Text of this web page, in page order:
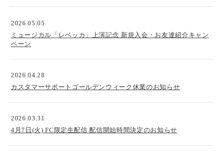
2026.05.05
ミュージカル「レベッカ」上演記念 新規入会・お友達紹介キャン
ペーン
2026.04.28
カスタマーサポートゴールデンウィーク休業のお知らせ
2026.03.31
4月7日(火) FC限定生配信 配信開始時間決定のお知らせ